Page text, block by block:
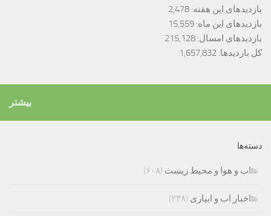
بازدیدهای این هفته: 2,478
بازدیدهای این ماه: 15,559
بازدیدهای امسال: 215,128
کل بازدیدها: 1,657,832
بیشتر
دسته‌ها
اب و هوا و محیط زیست (۶۰۸)
اخبار اب و ابیاری (۲۳۸)